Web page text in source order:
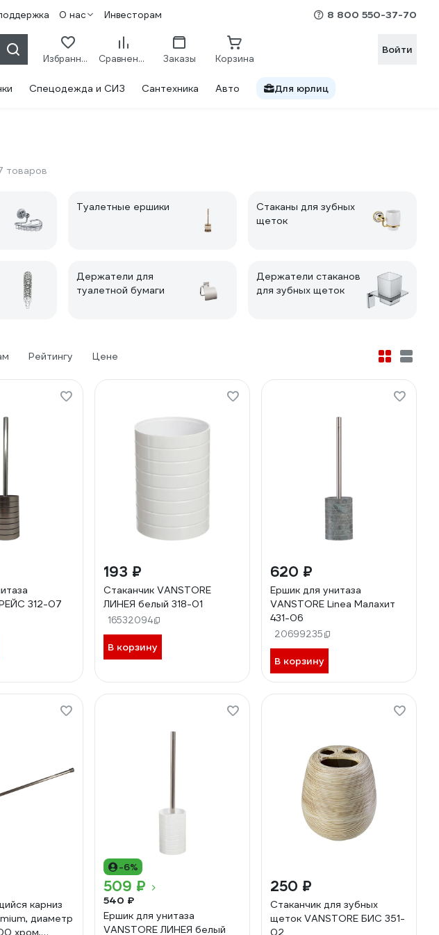
О нас Инвесторам 8 800 550-37-70
Избранное Сравнение Заказы Корзина
Войти
Спецодежда и СИЗ Сантехника Авто Для юрлиц
товаров
Туалетные ершики
Стаканы для зубных
щеток
Держатели для
туалетной бумаги
Держатели стаканов
для зубных щеток
Рейтингу Цене
312-07
193 ₽
Стаканчик VANSTORE
ЛИНЕЯ белый 318-01
16532094
В корзину
620 ₽
Ершик для унитаза
VANSTORE Linea Малахит
431-06
20699235
В корзину
карниз
диаметр
хром,
-6%
509 ₽
540 ₽
Ершик для унитаза
VANSTORE ЛИНЕЯ белый
250 ₽
Стаканчик для зубных
щеток VANSTORE БИС 351-
02